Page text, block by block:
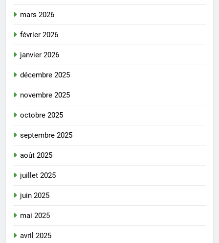
mars 2026
février 2026
janvier 2026
décembre 2025
novembre 2025
octobre 2025
septembre 2025
août 2025
juillet 2025
juin 2025
mai 2025
avril 2025